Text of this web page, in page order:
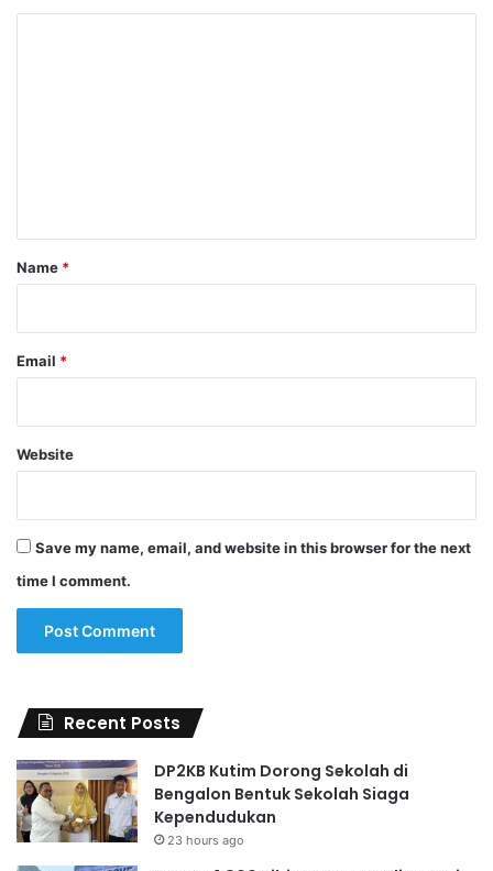
*
Name *
Email *
Website
Save my name, email, and website in this browser for the next
time I comment.
Recent Posts
DP2KB Kutim Dorong Sekolah di
Bengalon Bentuk Sekolah Siaga
Kependudukan
23 hours ago